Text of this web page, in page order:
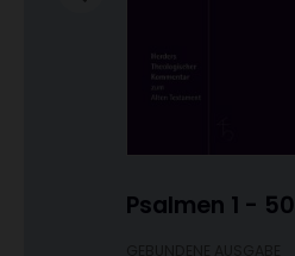
Psalmen 1 - 50